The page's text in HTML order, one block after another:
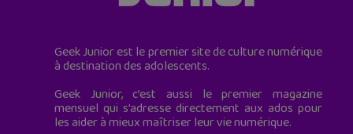
Geek Junior est le premier site de culture numérique
à destination des adolescents.
Geek Junior, c’est aussi le premier magazine
mensuel qui s’adresse directement aux ados pour
les aider à mieux maîtriser leur vie numérique.